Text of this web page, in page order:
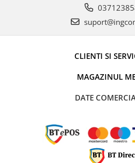
CLIENTI SI
MAGAZINUL
DATE